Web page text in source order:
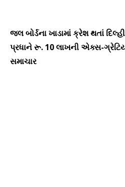
જલ બોર્ડના ખાડામાં ક્રેશ થતાં
પ્રધાને રૂ. 10 લાખની એક્સ-
સમાચાર